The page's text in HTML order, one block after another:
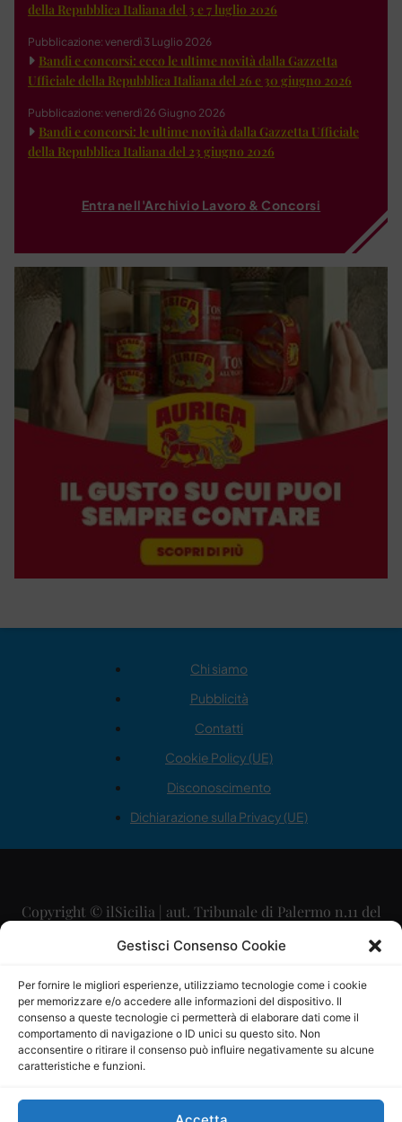
Gestisci Consenso Cookie
Per fornire le migliori esperienze, utilizziamo tecnologie come i cookie
per memorizzare e/o accedere alle informazioni del dispositivo. Il
consenso a queste tecnologie ci permetterà di elaborare dati come il
comportamento di navigazione o ID unici su questo sito. Non
acconsentire o ritirare il consenso può influire negativamente su alcune
caratteristiche e funzioni.
della Repubblica Italiana del 3 e 7 luglio 2026
Pubblicazione: venerdì 3 Luglio 2026
Bandi e concorsi: ecco le ultime novità dalla Gazzetta
Ufficiale della Repubblica Italiana del 26 e 30 giugno 2026
Pubblicazione: venerdì 26 Giugno 2026
Bandi e concorsi: le ultime novità dalla Gazzetta Ufficiale
della Repubblica Italiana del 23 giugno 2026
Entra nell'Archivio Lavoro & Concorsi
Chi siamo
Pubblicità
Contatti
Cookie Policy (UE)
Disconoscimento
Dichiarazione sulla Privacy (UE)
Copyright © ilSicilia | aut. Tribunale di Palermo n.11 del
29/09/2015
Direttore Editoriale: Maurizio Scaglione
Direttore Responsabile: Maria Calabrese
P.IVA: 06334930820